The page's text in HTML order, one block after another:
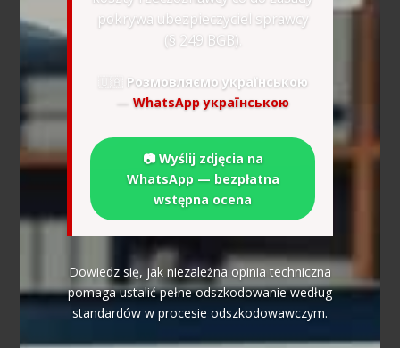
pokrywa ubezpieczyciel sprawcy
(§ 249 BGB).
🇺🇦 Розмовляємо українською
— WhatsApp українською
📷 Wyślij zdjęcia na
WhatsApp — bezpłatna
wstępna ocena
Dowiedz się, jak niezależna opinia techniczna
pomaga ustalić pełne odszkodowanie według
standardów w procesie odszkodowawczym.